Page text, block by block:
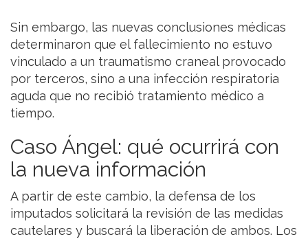
Sin embargo, las nuevas conclusiones médicas
determinaron que el fallecimiento no estuvo
vinculado a un traumatismo craneal provocado
por terceros, sino a una infección respiratoria
aguda que no recibió tratamiento médico a
tiempo.
Caso Ángel: qué ocurrirá con
la nueva información
A partir de este cambio, la defensa de los
imputados solicitará la revisión de las medidas
cautelares y buscará la liberación de ambos. Los